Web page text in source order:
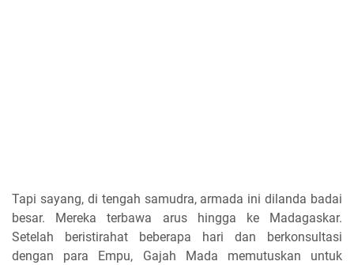
Tapi sayang, di tengah samudra, armada ini dilanda badai
besar. Mereka terbawa arus hingga ke Madagaskar.
Setelah beristirahat beberapa hari dan berkonsultasi
dengan para Empu, Gajah Mada memutuskan untuk